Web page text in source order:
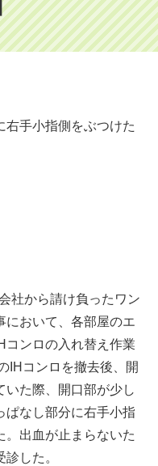
右手小指側をぶつけた
社から請け負ったワン
において、各部屋のエ
コンロの入れ替え作業
IHコンロを撤去後、開
いた際、開口部が少し
ぱなし部分に右手小指
。出血が止まらないた
した。